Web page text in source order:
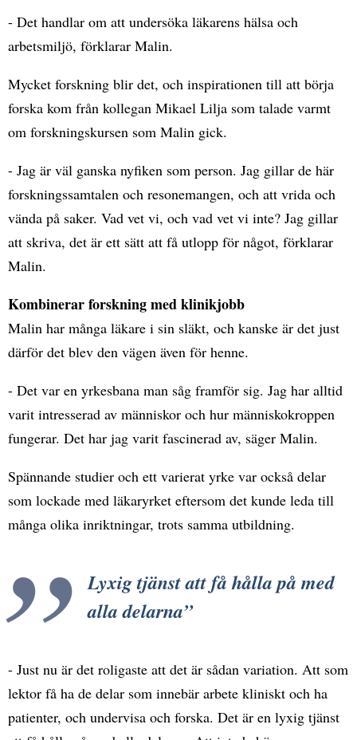
- Det handlar om att undersöka läkarens hälsa och
arbetsmiljö, förklarar Malin.
Mycket forskning blir det, och inspirationen till att börja
forska kom från kollegan Mikael Lilja som talade varmt
om forskningskursen som Malin gick.
- Jag är väl ganska nyfiken som person. Jag gillar de här
forskningssamtalen och resonemangen, och att vrida och
vända på saker. Vad vet vi, och vad vet vi inte? Jag gillar
att skriva, det är ett sätt att få utlopp för något, förklarar
Malin.
Kombinerar forskning med klinikjobb
Malin har många läkare i sin släkt, och kanske är det just
därför det blev den vägen även för henne.
- Det var en yrkesbana man såg framför sig. Jag har alltid
varit intresserad av människor och hur människokroppen
fungerar. Det har jag varit fascinerad av, säger Malin.
Spännande studier och ett varierat yrke var också delar
som lockade med läkaryrket eftersom det kunde leda till
många olika inriktningar, trots samma utbildning.
Lyxig tjänst att få hålla på med
alla delarna
- Just nu är det roligaste att det är sådan variation. Att som
lektor få ha de delar som innebär arbete kliniskt och ha
patienter, och undervisa och forska. Det är en lyxig tjänst